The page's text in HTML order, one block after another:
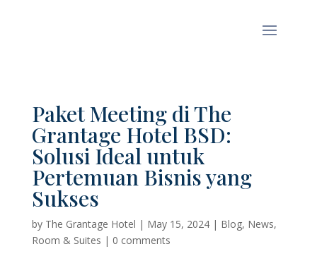
Paket Meeting di The
Grantage Hotel BSD:
Solusi Ideal untuk
Pertemuan Bisnis yang
Sukses
by The Grantage Hotel | May 15, 2024| Blog, News,
Room & Suites | 0 comments